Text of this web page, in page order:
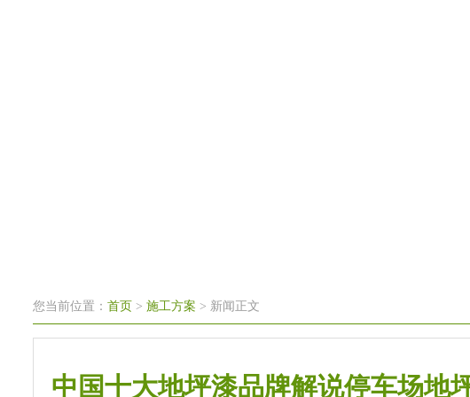
您当前位置： 首页 > 施工方案 > 新闻正文
中国十大地坪漆品牌解说停车场地